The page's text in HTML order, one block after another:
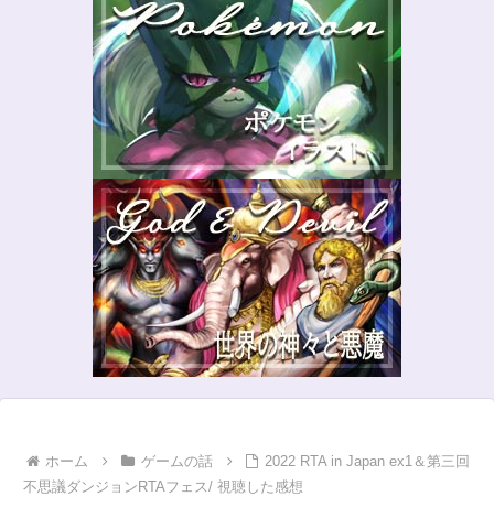
ホーム ゲームの話
2022 RTA in Japan ex1＆第三回
不思議ダンジョンRTAフェス/ 視聴した感想